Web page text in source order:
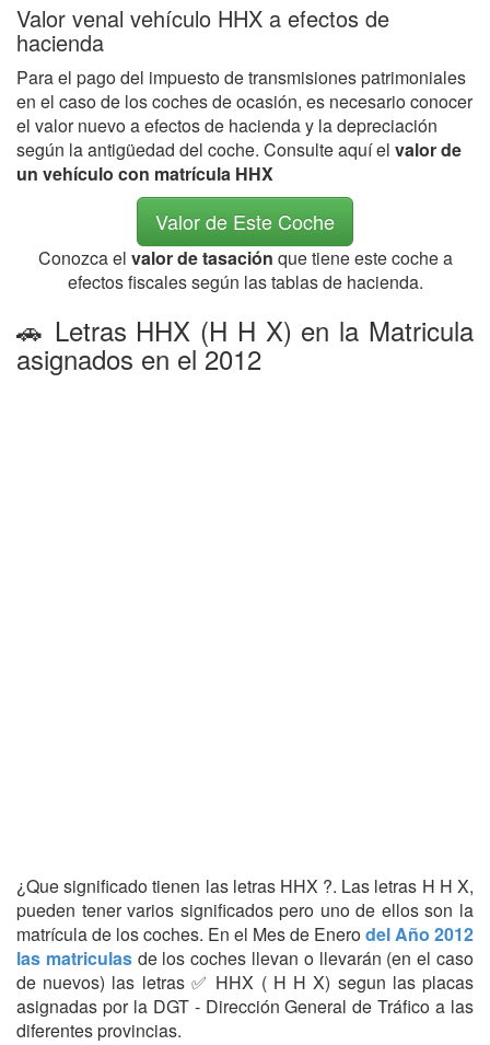
Valor venal vehículo HHX a efectos de
hacienda
Para el pago del impuesto de transmisiones patrimoniales
en el caso de los coches de ocasión, es necesario conocer
el valor nuevo a efectos de hacienda y la depreciación
según la antigüedad del coche. Consulte aquí el valor de
un vehículo con matrícula HHX
Valor de Este Coche
Conozca el valor de tasación que tiene este coche a
efectos fiscales según las tablas de hacienda.
🚗 Letras HHX (H H X) en la Matricula
asignados en el 2012
¿Que significado tienen las letras HHX ?. Las letras H H X,
pueden tener varios significados pero uno de ellos son la
matrícula de los coches. En el Mes de Enerodel Año 2012
las matriculas de los coches llevan o llevarán (en el caso
de nuevos) las letras ✅ HHX ( H H X) segun las placas
asignadas por la DGT - Dirección General de Tráfico a las
diferentes provincias.